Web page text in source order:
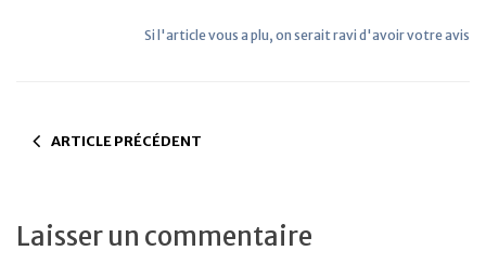
Si l'article vous a plu, on serait ravi d'avoir votre avis
ARTICLE PRÉCÉDENT
Laisser un commentaire